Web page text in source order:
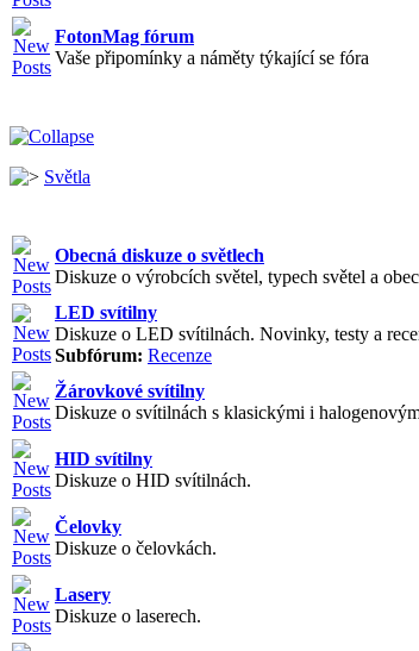
FotonMag fórum
Vaše připomínky a náměty týkající se fóra
Světla
Obecná diskuze o světlech
Diskuze o výrobcích světel, typech světel a
LED svítilny
Diskuze o LED svítilnách. Novinky, testy a
Subfórum: Recenze
Žárovkové svítilny
Diskuze o svítilnách s klasickými i
HID svítilny
Diskuze o HID svítilnách.
Čelovky
Diskuze o čelovkách.
Lasery
Diskuze o laserech.